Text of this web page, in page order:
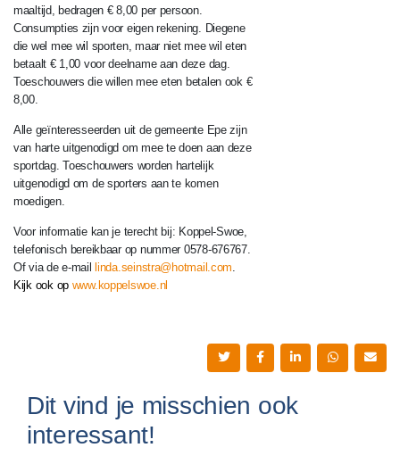
maaltijd, bedragen € 8,00 per persoon.
Consumpties zijn voor eigen rekening. Diegene
die wel mee wil sporten, maar niet mee wil eten
betaalt € 1,00 voor deelname aan deze dag.
Toeschouwers die willen mee eten betalen ook €
8,00.
Alle geïnteresseerden uit de gemeente Epe zijn
van harte uitgenodigd om mee te doen aan deze
sportdag. Toeschouwers worden hartelijk
uitgenodigd om de sporters aan te komen
moedigen.
Voor informatie kan je terecht bij: Koppel-Swoe,
telefonisch bereikbaar op nummer 0578-676767.
Of via de e-maillinda.seinstra@hotmail.com
Kijk ook op www.koppelswoe.nl
Dit vind je misschien ook
interessant!